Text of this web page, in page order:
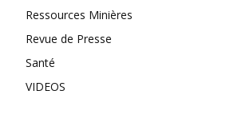
Ressources Minières
Revue de Presse
Santé
VIDEOS